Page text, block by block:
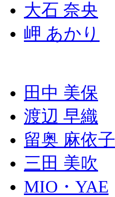
大石 奈央
岬 あかり
田中 美保
渡辺 早織
留奥 麻依子
三田 美吹
MIO・YAE